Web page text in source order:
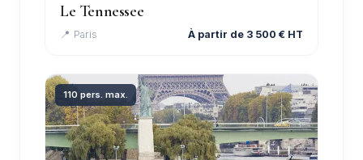
Le Tennessee
📍 Paris À partir de 3 500 € HT
110 pers. max.